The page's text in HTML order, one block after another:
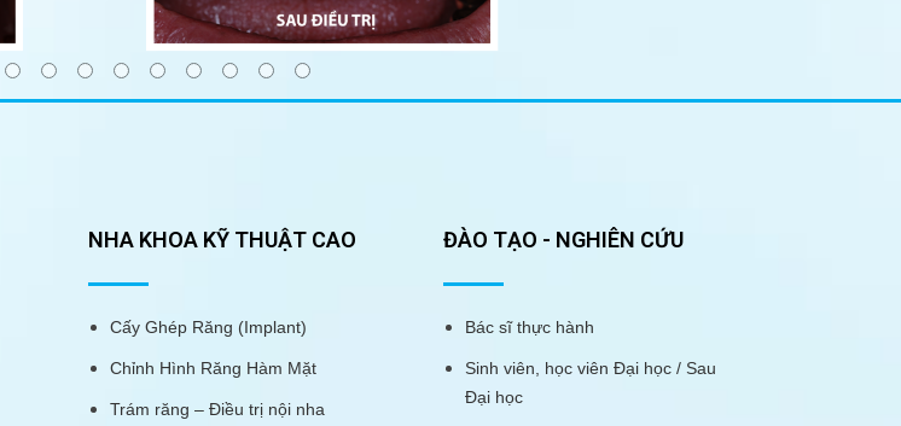
NHA KHOA KỸ THUẬT CAO
Cấy Ghép Răng (Implant)
Chỉnh Hình Răng Hàm Mặt
Trám răng – Điều trị nội nha
ĐÀO TẠO - NGHIÊN CỨU
Bác sĩ thực hành
Sinh viên, học viên Đại học / Sau
Đại học